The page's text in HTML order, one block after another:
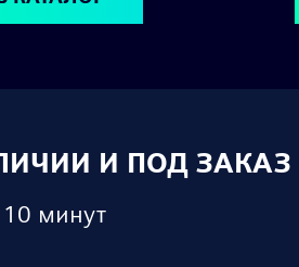
И ПОД ЗАКАЗ
10 минут